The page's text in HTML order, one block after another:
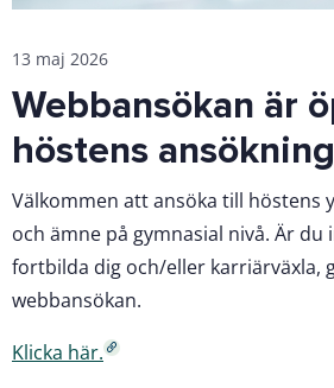
13 maj 2026
Webbansökan är
höstens
Välkommen att ansöka till höstens
och ämne på gymnasial nivå. Är
fortbilda dig och/eller karriärväxla,
webbansökan.
Klicka här.